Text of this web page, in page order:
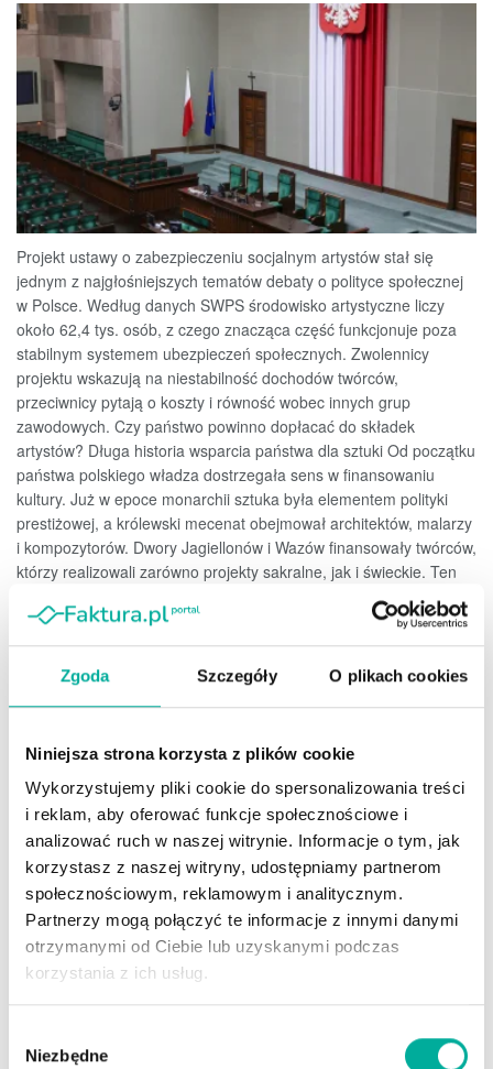
Zgoda Szczegóły O plikach cookies
Niniejsza strona korzysta z plików cookie
Wykorzystujemy pliki cookie do spersonalizowania treści
i reklam, aby oferować funkcje społecznościowe i
analizować ruch w naszej witrynie. Informacje o tym, jak
korzystasz z naszej witryny, udostępniamy partnerom
społecznościowym, reklamowym i analitycznym.
Partnerzy mogą połączyć te informacje z innymi danymi
otrzymanymi od Ciebie lub uzyskanymi podczas
korzystania z ich usług.
zgody
Niezbędne
Projekt ustawy o zabezpieczeniu socjalnym artystów stał się
jednym z najgłośniejszych tematów debaty o polityce społecznej
w Polsce. Według danych SWPS środowisko artystyczne liczy
około 62,4 tys. osób, z czego znacząca część funkcjonuje poza
stabilnym systemem ubezpieczeń społecznych. Zwolennicy
projektu wskazują na niestabilność dochodów twórców,
przeciwnicy pytają o koszty i równość wobec innych grup
zawodowych. Czy państwo powinno dopłacać do składek
artystów? Długa historia wsparcia państwa dla sztuki Od początku
państwa polskiego władza dostrzegała sens w finansowaniu
kultury. Już w epoce monarchii sztuka była elementem polityki
prestiżowej, a królewski mecenat obejmował architektów, malarzy
i kompozytorów. Dwory Jagiellonów i Wazów finansowały twórców,
którzy realizowali zarówno projekty sakralne, jak i świeckie. Ten
model był europejską normą, ponieważ kultura uchodziła za
nieodzowny element...
Czy warto dopłacać artystom do ZUS?
Przedsiębiorcy nie kryją oburzenia
AUTOR MAGDALENA GROCHOCKA 2026-05-28 0
zawodowych wydawały się politycznie nie do przeprowadzenia.